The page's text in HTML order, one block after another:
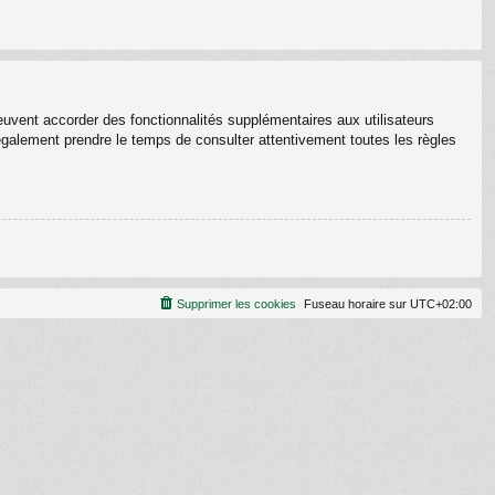
accorder des fonctionnalités supplémentaires aux utilisateurs
prendre le temps de consulter attentivement toutes les règles
Fuseau horaire sur UTC+02:00
Supprimer les cookies